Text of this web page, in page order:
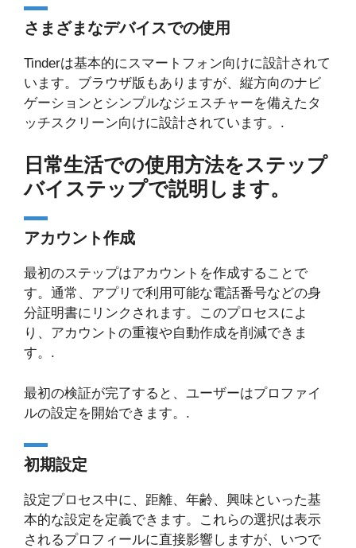
さまざまなデバイスでの使用
Tinderは基本的にスマートフォン向けに設計されて
います。ブラウザ版もありますが、縦方向のナビ
ゲーションとシンプルなジェスチャーを備えたタ
ッチスクリーン向けに設計されています。.
日常生活での使用方法をステップ
バイステップで説明します。
アカウント作成
最初のステップはアカウントを作成することで
す。通常、アプリで利用可能な電話番号などの身
分証明書にリンクされます。このプロセスによ
り、アカウントの重複や自動作成を削減できま
す。.
最初の検証が完了すると、ユーザーはプロファイ
ルの設定を開始できます。.
初期設定
設定プロセス中に、距離、年齢、興味といった基
本的な設定を定義できます。これらの選択は表示
されるプロフィールに直接影響しますが、いつで